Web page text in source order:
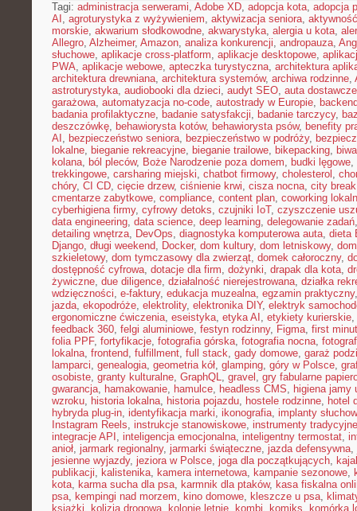
Tagi: administracja serwerami, Adobe XD, adopcja kota, adopcja
AI , agroturystyka z wyżywieniem, aktywizacja seniora,
morskie, akwarium słodkowodne, akwarystyka, alergia u kota,
Allegro, Alzheimer, Amazon, analiza konkurencji, andropauza,
słuchowe, aplikacje cross-platform, aplikacje desktopowe,
PWA, aplikacje webowe, apteczka turystyczna, architektura
architektura drewniana, architektura systemów, archiwa rodzinne,
astroturystyka, audiobooki dla dzieci, audyt SEO, auta dostawcze
garażowa, automatyzacja no-code, autostrady w Europie,
badania profilaktyczne, badanie satysfakcji, badanie tarczycy,
deszczówkę, behawiorysta kotów, behawiorysta psów, benefity
AI , bezpieczeństwo seniora, bezpieczeństwo w podróży,
lokalne, bieganie rekreacyjne, bieganie trailowe, bikepacking,
kolana, ból pleców, Boże Narodzenie poza domem, budki lęgowe,
trekkingowe, carsharing miejski, chatbot firmowy, cholesterol ,
chóry, CI CD, cięcie drzew, ciśnienie krwi, cisza nocna, city
cmentarze zabytkowe, compliance, content plan, coworking
cyberhigiena firmy, cyfrowy detoks, czujniki IoT, czyszczenie
data engineering, data science, deep learning, delegowanie zadań
detailing wnętrza, DevOps, diagnostyka komputerowa auta, dieta
Django, długi weekend, Docker, dom kultury, dom letniskowy,
szkieletowy, dom tymczasowy dla zwierząt, domek całoroczny,
dostępność cyfrowa, dotacje dla firm, dożynki, drapak dla kota,
żywiczne, due diligence, działalność nierejestrowana, działka
wdzięczności, e-faktury, edukacja muzealna, egzamin praktyczny
jazda, ekopodróże, elektrolity, elektronika DIY, elektryk
ergonomiczne ćwiczenia, eseistyka, etyka AI , etykiety kurierskie,
feedback 360, felgi aluminiowe, festyn rodzinny, Figma, first
folia PPF, fortyfikacje, fotografia górska, fotografia nocna,
lokalna, frontend, fulfillment, full stack, gady domowe, garaż
lamparci, genealogia, geometria kół, glamping, góry w Polsce,
osobiste, granty kulturalne, GraphQL, gravel , gry fabularne
gwarancja, hamakowanie, hamulce, headless CMS, higiena jamy
wzroku, historia lokalna, historia pojazdu, hostele rodzinne, hotel
hybryda plug-in, identyfikacja marki, ikonografia, implanty
Instagram Reels, instrukcje stanowiskowe, instrumenty tradycyjne
integracje API , inteligencja emocjonalna, inteligentny termostat,
anioł, jarmark regionalny, jarmarki świąteczne, jazda defensywna,
jesienne wyjazdy, jeziora w Polsce, joga dla początkujących,
publikacji, kalistenika, kamera internetowa, kampanie sezonowe,
kota, karma sucha dla psa, karmnik dla ptaków, kasa fiskalna
psa, kempingi nad morzem, kino domowe, kleszcze u psa,
książki, kolizja drogowa, kolonie letnie, kombi, komiks, komórka